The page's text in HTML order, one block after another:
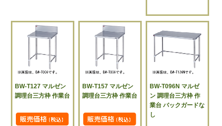
BW-T127 マルゼン
調理台三方枠 作業台
BW-T157 マルゼン
調理台三方枠 作業台
BW-T096N マルゼ
ン 調理台三方枠 作
業台 バックガードな
し